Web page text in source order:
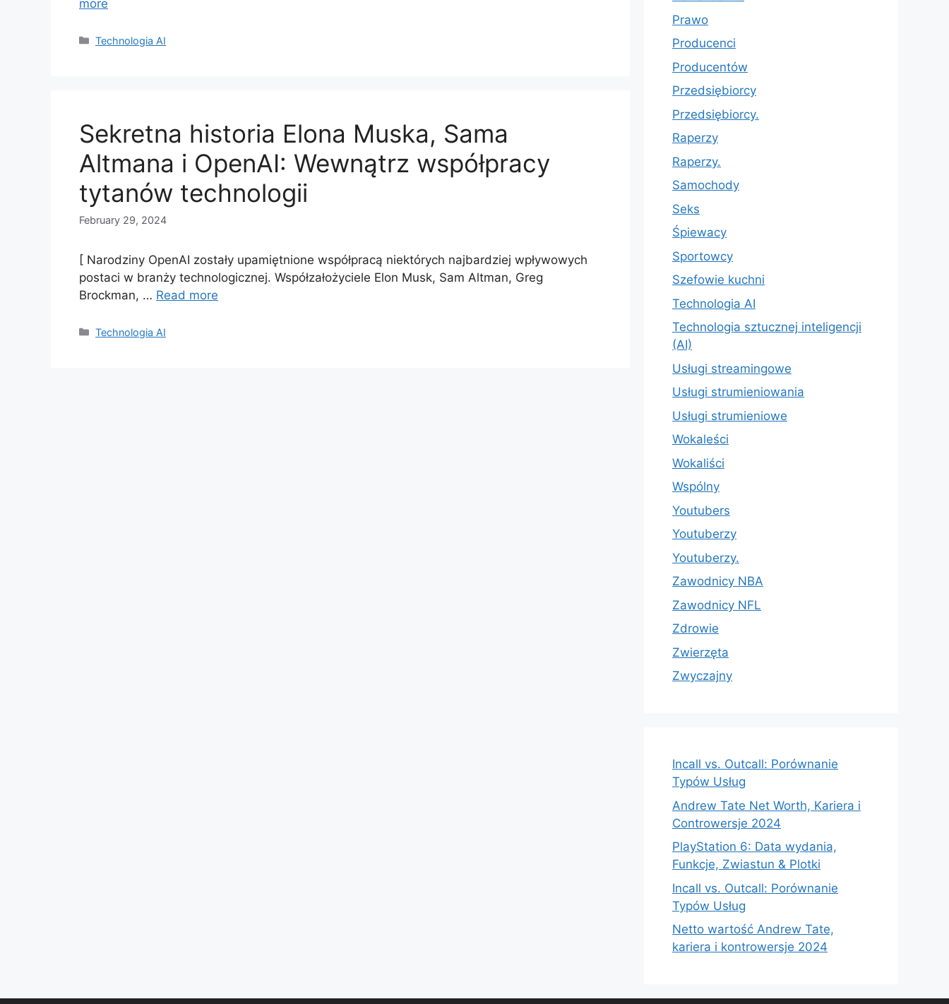
more
Categories
Technologia AI
Sekretna historia Elona Muska, Sama
Altmana i OpenAI: Wewnątrz współpracy
tytanów technologii
February 29, 2024
[ Narodziny OpenAI zostały upamiętnione współpracą niektórych najbardziej wpływowych
postaci w branży technologicznej. Współzałożyciele Elon Musk, Sam Altman, Greg
Brockman, … Read more
Categories
Technologia AI
Prawo
Producenci
Producentów
Przedsiębiorcy
Przedsiębiorcy.
Raperzy
Raperzy.
Samochody
Seks
Śpiewacy
Sportowcy
Szefowie kuchni
Technologia AI
Technologia sztucznej inteligencji
(AI)
Usługi streamingowe
Usługi strumieniowania
Usługi strumieniowe
Wokaleści
Wokaliści
Wspólny
Youtubers
Youtuberzy
Youtuberzy.
Zawodnicy NBA
Zawodnicy NFL
Zdrowie
Zwierzęta
Zwyczajny
Incall vs. Outcall: Porównanie
Typów Usług
Andrew Tate Net Worth, Kariera i
Controwersje 2024
PlayStation 6: Data wydania,
Funkcje, Zwiastun & Plotki
Incall vs. Outcall: Porównanie
Typów Usług
Netto wartość Andrew Tate,
kariera i kontrowersje 2024